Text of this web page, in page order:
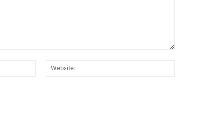
Email:*